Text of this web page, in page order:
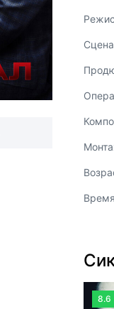
Время
8.6